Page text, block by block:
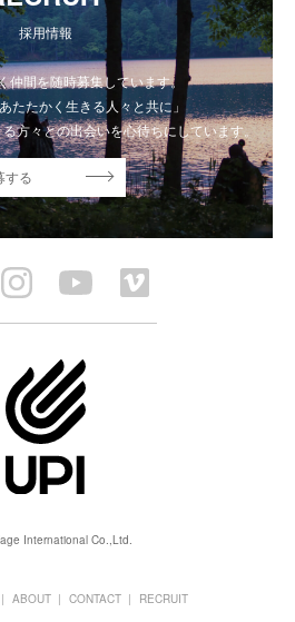
採用情報
仲間を随時募集しています。
たたかく生きる人々と共に」
方々との出会いを心待ちにしています。
する
International Co.,Ltd.
ABOUT CONTACT RECRUIT